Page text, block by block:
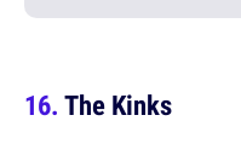
The Kinks